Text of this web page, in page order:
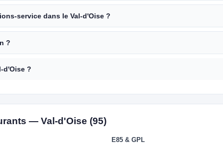
service dans le Val-d'Oise ?
?
d'Oise ?
— Val-d'Oise (95)
E85 & GPL